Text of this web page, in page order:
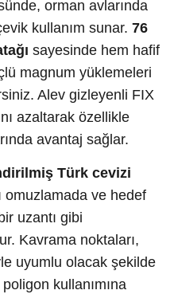
orman avlarında
kullanım sunar. 76
sayesinde hem hafif
magnum yüklemeleri
Alev gizleyenli FIX
azaltarak özellikle
avantaj sağlar.
Türk cevizi
omuzlamada ve hedef
uzantı gibi
Kavrama noktaları,
uyumlu olacak şekilde
kullanımına